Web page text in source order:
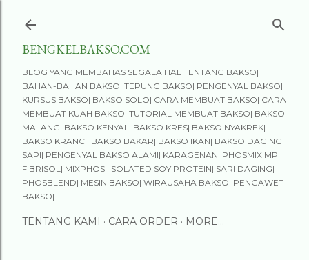
BENGKELBAKSO.COM
BLOG YANG MEMBAHAS SEGALA HAL TENTANG BAKSO|
BAHAN-BAHAN BAKSO| TEPUNG BAKSO| PENGENYAL BAKSO|
KURSUS BAKSO| BAKSO SOLO| CARA MEMBUAT BAKSO| CARA
MEMBUAT KUAH BAKSO| TUTORIAL MEMBUAT BAKSO| BAKSO
MALANG| BAKSO KENYAL| BAKSO KRES| BAKSO NYAKREK|
BAKSO KRANCI| BAKSO BAKAR| BAKSO IKAN| BAKSO DAGING
SAPI| PENGENYAL BAKSO ALAMI| KARAGENAN| PHOSMIX MP
FIBRISOL| MIXPHOS| ISOLATED SOY PROTEIN| SARI DAGING|
PHOSBLEND| MESIN BAKSO| WIRAUSAHA BAKSO| PENGAWET
BAKSO|
TENTANG KAMI CARA ORDER MORE…